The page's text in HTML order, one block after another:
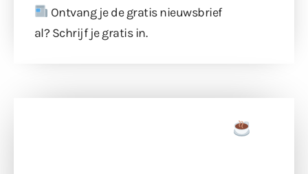
Ontvang je de gratis nieuwsbrief
al? Schrijf je gratis in.